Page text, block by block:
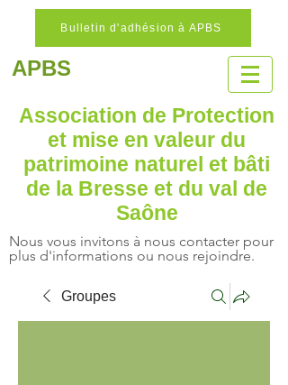
Bulletin d'adhésion à APBS
APBS
Association de Protection
et mise en valeur du
patrimoine naturel et bâti
de la Bresse et du val de
Saône
Nous vous invitons à nous contacter pour
plus d'informations ou nous rejoindre.
Groupes